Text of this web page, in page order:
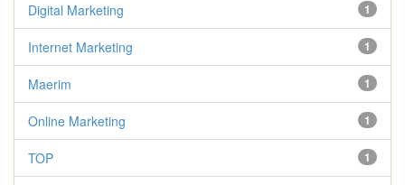
1
Digital Marketing
1
Internet Marketing
1
Maerim
1
Online Marketing
1
TOP